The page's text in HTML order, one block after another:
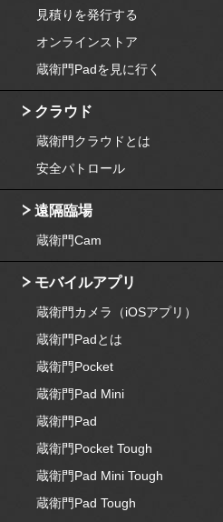
見積りを発行する
オンラインストア
蔵衛門Padを見に行く
クラウド
蔵衛門クラウドとは
安全パトロール
遠隔臨場
蔵衛門Cam
モバイルアプリ
蔵衛門カメラ（iOSアプリ）
蔵衛門Padとは
蔵衛門Pocket
蔵衛門Pad Mini
蔵衛門Pad
蔵衛門Pocket Tough
蔵衛門Pad Mini Tough
蔵衛門Pad Tough